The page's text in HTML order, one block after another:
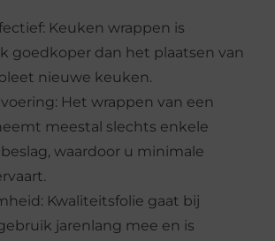
Keuken wrappen is
goedkoper dan het plaatsen van
nieuwe keuken.
Het wrappen van een
meestal slechts enkele
waardoor u minimale
Kwaliteitsfolie gaat bij
jarenlang mee en is